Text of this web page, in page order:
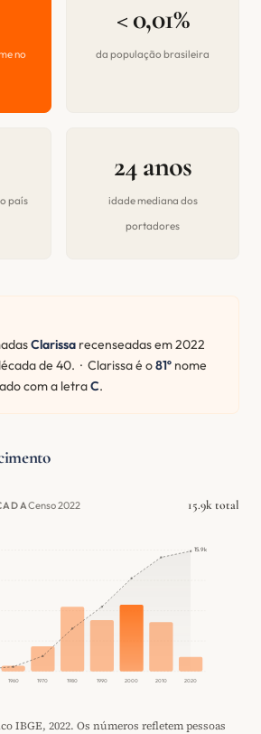
no
< 0,01%
da população brasileira
país
24 anos
idade mediana dos
portadores
Clarissa recenseadas em 2022
de 40. · Clarissa é o81º nome
com a letraC.
Censo 2022 15.9k total
1960 1970 1980 1990 2000 2010 2020
15.9k
IBGE, 2022. Os números refletem pessoas